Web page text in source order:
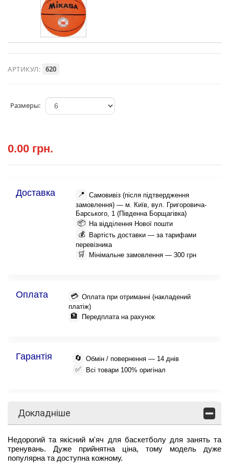
АРТИКУЛ: 620
Размеры:
0.00 грн.
Доставка 📍 Самовивіз (після підтвердження
замовлення) — м. Київ, вул. Григоровича-
Барського, 1 (Південна Борщагівка)
📦 На відділення Нової пошти
💰
Вартість доставки — за тарифами
перевізника
🛒 Мінімальне замовлення — 300 грн
Оплата 💳 Оплата при отриманні (накладений
платіж)
🏦 Передплата на рахунок
Гарантія 🔄 Обмін / повернення — 14 днів
✅ Всі товари 100% оригінал
Докладніше
Недорогий та якісний м'яч для баскетболу для занять та
тренувань. Дуже прийнятна ціна, тому модель дуже
популярна та доступна кожному.